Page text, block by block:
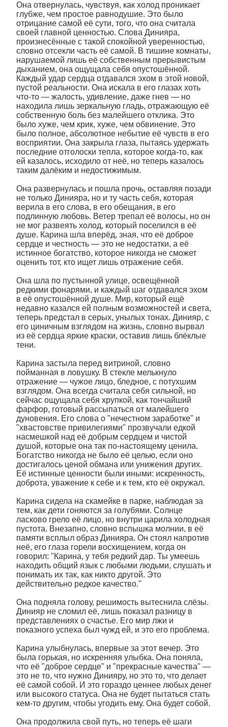
Она отвернулась, чувствуя, как холод проникает
глубже, чем простое равнодушие. Это было
отрицание самой её сути, того, что она считала
своей главной ценностью. Слова Динияра,
произнесённые с такой спокойной уверенностью,
словно отсекли часть её самой. В тишине комнаты,
нарушаемой лишь её собственным прерывистым
дыханием, она ощущала себя опустошённой.
Каждый удар сердца отдавался эхом в этой новой,
пустой реальности. Она искала в его глазах хоть
что-то — жалость, удивление, даже гнев — но
находила лишь зеркальную гладь, отражающую её
собственную боль без малейшего отклика. Это
было хуже, чем крик, хуже, чем обвинение. Это
было полное, абсолютное небытие её чувств в его
восприятии. Она закрыла глаза, пытаясь удержать
последние отголоски тепла, которое когда-то, как
ей казалось, исходило от неё, но теперь казалось
таким далёким и недостижимым.
Она развернулась и пошла прочь, оставляя позади
не только Динияра, но и ту часть себя, которая
верила в его слова, в его обещания, в его
подлинную любовь. Ветер трепал её волосы, но он
не мог развеять холод, который поселился в её
душе. Карина шла вперёд, зная, что её доброе
сердце и честность — это не недостатки, а её
истинное богатство, которое никогда не сможет
оценить тот, кто ищет лишь отражение себя.
Она шла по пустынной улице, освещённой
редкими фонарями, и каждый шаг отдавался эхом
в её опустошённой душе. Мир, который ещё
недавно казался ей полным возможностей и света,
теперь предстал в серых, унылых тонах. Динияр, с
его циничным взглядом на жизнь, словно вырвал
из её сердца яркие краски, оставив лишь блёклые
тени.
Карина застыла перед витриной, словно
пойманная в ловушку. В стекле мелькнуло
отражение — чужое лицо, бледное, с потухшим
взглядом. Она всегда считала себя сильной, но
сейчас ощущала себя хрупкой, как тончайший
фарфор, готовый рассыпаться от малейшего
дуновения. Его слова о "нечестном заработке" и
"хвастовстве привилегиями" прозвучали едкой
насмешкой над её добрым сердцем и чистой
душой, которые она так по-настоящему ценила.
Богатство никогда не было её целью, если оно
достигалось ценой обмана или унижения других.
Её истинные ценности были иными: искренность,
доброта, уважение к себе и к тем, кто её окружал.
Карина сидела на скамейке в парке, наблюдая за
тем, как дети гоняются за голубями. Солнце
ласково грело её лицо, но внутри царила холодная
пустота. Внезапно, словно вспышка молнии, в её
памяти всплыл образ Динияра. Он стоял напротив
неё, его глаза горели восхищением, когда он
говорил: "Карина, у тебя редкий дар. Ты умеешь
находить общий язык с любыми людьми, слушать и
понимать их так, как никто другой. Это
действительно редкое качество."
Она подняла голову, решимость вытеснила слёзы.
Динияр не сломил её, лишь показал разницу в
представлениях о счастье. Его мир лжи и
показного успеха был чужд ей, и это его проблема.
Карина улыбнулась, впервые за этот вечер. Это
была горькая, но искренняя улыбка. Она поняла,
что её "доброе сердце" и "прекрасные качества" —
это не то, что нужно Динияру, но это то, что делает
её самой собой. И это гораздо ценнее любых денег
или высокого статуса. Она не будет пытаться стать
кем-то другим, чтобы угодить ему. Она будет собой.
Она продолжила свой путь, но теперь её шаги